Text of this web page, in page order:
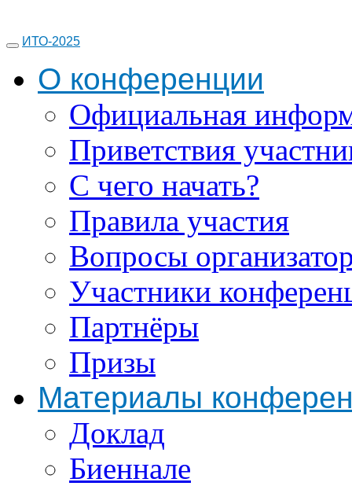
ИТО-2025
О конференции
Официальная
Приветствия
С чего начать?
Правила участия
Вопросы
Участники
Партнёры
Призы
Материалы
Доклад
Биеннале